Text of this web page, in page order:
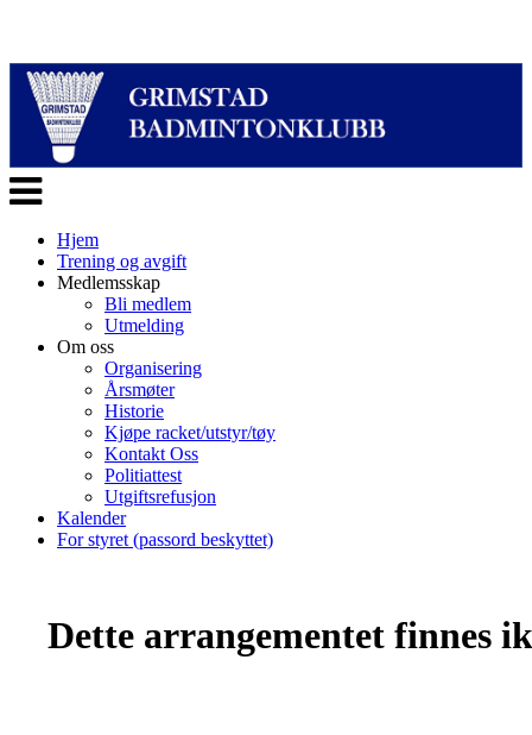
Veksle
navigasjon
Hjem
Trening og avgift
Medlemsskap
Bli medlem
Utmelding
Om oss
Organisering
Årsmøter
Historie
Kjøpe racket/utstyr/tøy
Kontakt Oss
Politiattest
Utgiftsrefusjon
Kalender
For styret (passord beskyttet)
Dette arrangementet finnes